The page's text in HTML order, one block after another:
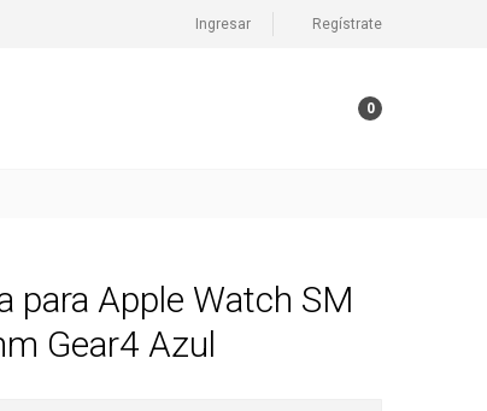
Ingresar Regístrate
0
para Apple Watch SM
Gear4 Azul